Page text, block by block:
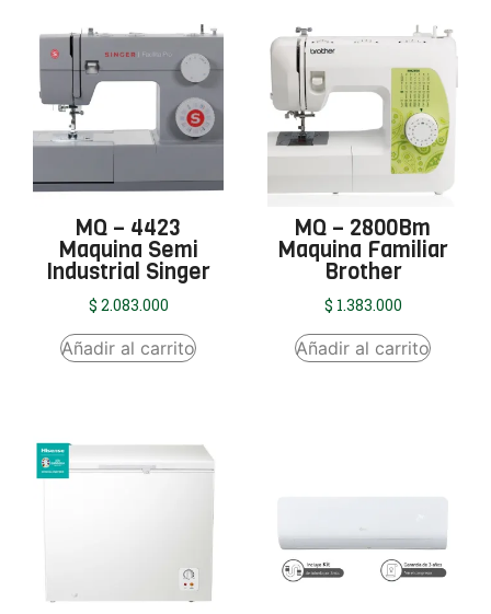
MQ – 4423
Maquina Semi
Industrial Singer
$ 2.083.000
Añadir al carrito
MQ – 2800Bm
Maquina Familiar
Brother
$ 1.383.000
Añadir al carrito